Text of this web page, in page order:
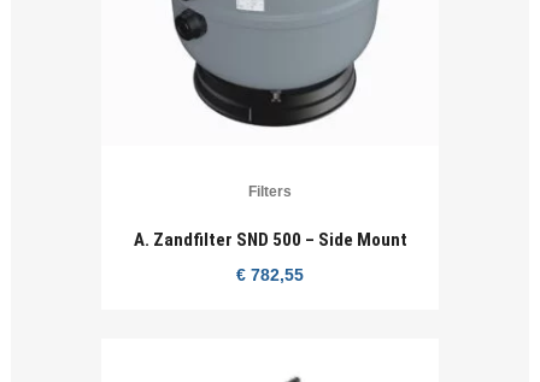
Filters
A. Zandfilter SND 500 – Side Mount
€ 782,55